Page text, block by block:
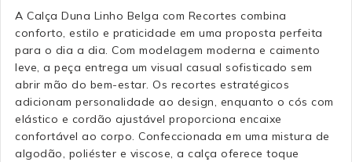
A Calça Duna Linho Belga com Recortes combina
conforto, estilo e praticidade em uma proposta perfeita
para o dia a dia. Com modelagem moderna e caimento
leve, a peça entrega um visual casual sofisticado sem
abrir mão do bem-estar. Os recortes estratégicos
adicionam personalidade ao design, enquanto o cós com
elástico e cordão ajustável proporciona encaixe
confortável ao corpo. Confeccionada em uma mistura de
algodão, poliéster e viscose, a calça oferece toque